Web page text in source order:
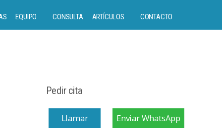
EQUIPO CONSULTA ARTÍCULOS CONTACTO
Pedir cita
Llamar Enviar WhatsApp